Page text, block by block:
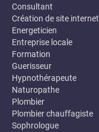
Consultant
Création de site internet
Energeticien
Entreprise locale
Formation
Guerisseur
Hypnothérapeute
Naturopathe
Plombier
Plombier chauffagiste
Sophrologue